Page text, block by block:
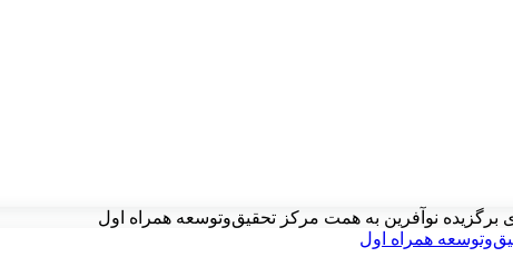
برگزیده نوآفرین به همت مرکز تحقیق‌وتوسعه همراه اول